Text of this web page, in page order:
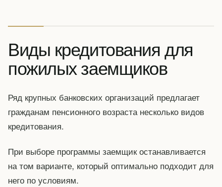
Виды кредитования для
пожилых заемщиков
Ряд крупных банковских организаций предлагает
гражданам пенсионного возраста несколько видов
кредитования.
При выборе программы заемщик останавливается
на том варианте, который оптимально подходит для
него по условиям.